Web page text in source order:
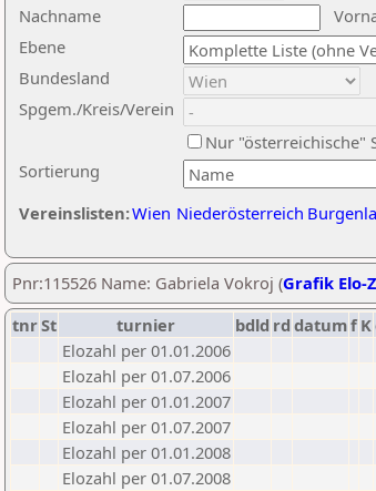
Nachname
Ebene
Sortierung
Bundesland
Spgem./Kreis/Verein
Nur "österreichische"
Vereinslisten:Wien Niederösterreich
Pnr:115526 Name: Gabriela Vokroj (Grafik Elo-
tnrSt turnier bdld rd datumf K
Elozahl per 01.01.2006
Elozahl per 01.07.2006
Elozahl per 01.01.2007
Elozahl per 01.07.2007
Elozahl per 01.01.2008
Elozahl per 01.07.2008